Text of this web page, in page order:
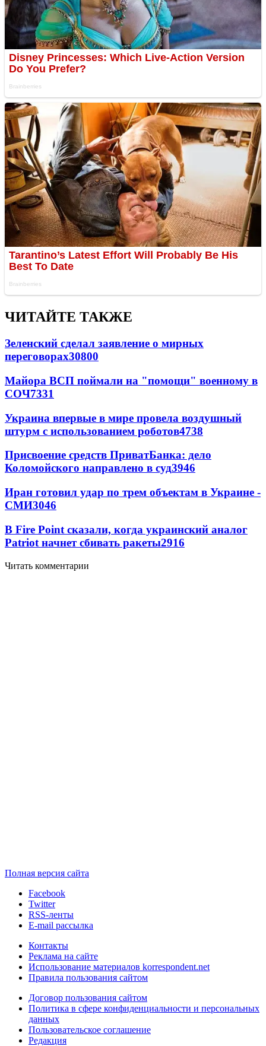
ЧИТАЙТЕ ТАКЖЕ
Зеленский сделал заявление о мирных
переговорах30800
Майора ВСП поймали на "помощи" военному в
СОЧ7331
Украина впервые в мире провела воздушный
штурм с использованием роботов4738
Присвоение средств ПриватБанка: дело
Коломойского направлено в суд3946
Иран готовил удар по трем объектам в Украине -
СМИ3046
В Fire Point сказали, когда украинский аналог
Patriot начнет сбивать ракеты2916
Читать комментарии
Полная версия сайта
Facebook
Twitter
RSS-ленты
E-mail рассылка
Контакты
Реклама на сайте
Использование материалов korrespondent.net
Правила пользования сайтом
Договор пользования сайтом
Политика в сфере конфиденциальности и персональных
данных
Пользовательское соглашение
Редакция